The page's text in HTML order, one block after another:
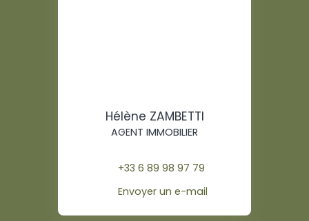
Hélène ZAMBETTI
AGENT IMMOBILIER
+33 6 89 98 97 79
Envoyer un e-mail